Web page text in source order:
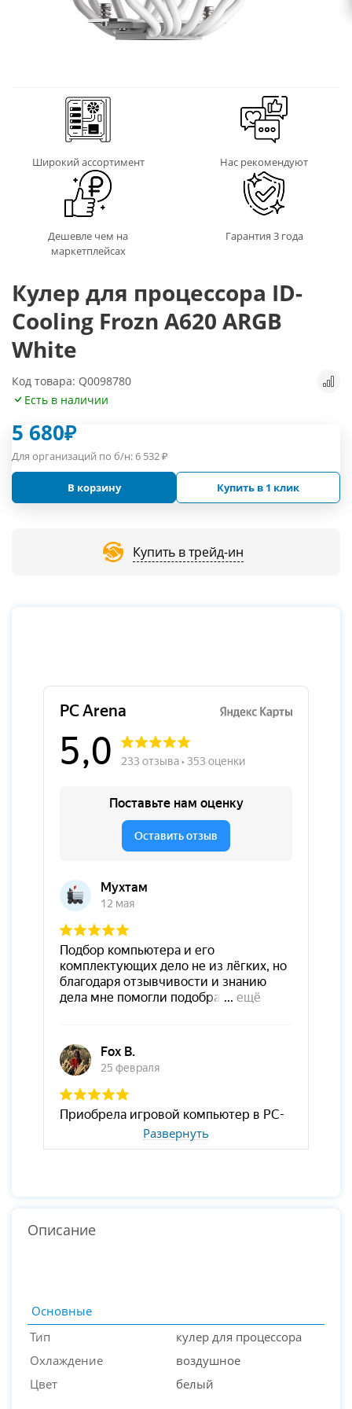
Широкий ассортимент Нас рекомендуют
Дешевле чем на
маркетплейсах
Гарантия 3 года
Кулер для процессора ID-
Cooling Frozn A620 ARGB
White
Код товара: Q0098780
Есть в наличии
5 680₽
Для организаций по б/н:6 532₽
В корзину Купить в 1 клик
Купить в трейд-ин
Развернуть
Описание
Основные
Тип
кулер для процессора
Охлаждение
воздушное
Цвет
белый